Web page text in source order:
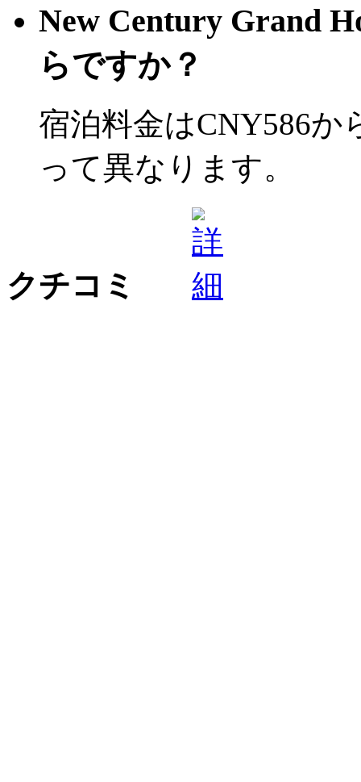
New Century Grand
らですか？
宿泊料金はCNY586
って異なります。
クチコミ